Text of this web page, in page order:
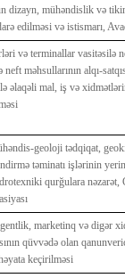
dizayn, mühəndislik və
edilməsi və istismarı,
və terminallar vasitəsilə
neft məhsullarının alqı-
ilə əlaqəli mal, iş və
geoloji tədqiqat,
təminatı işlərinin
qurğulara nəzarət,
marketinq və digər
qüvvədə olan
keçirilməsi